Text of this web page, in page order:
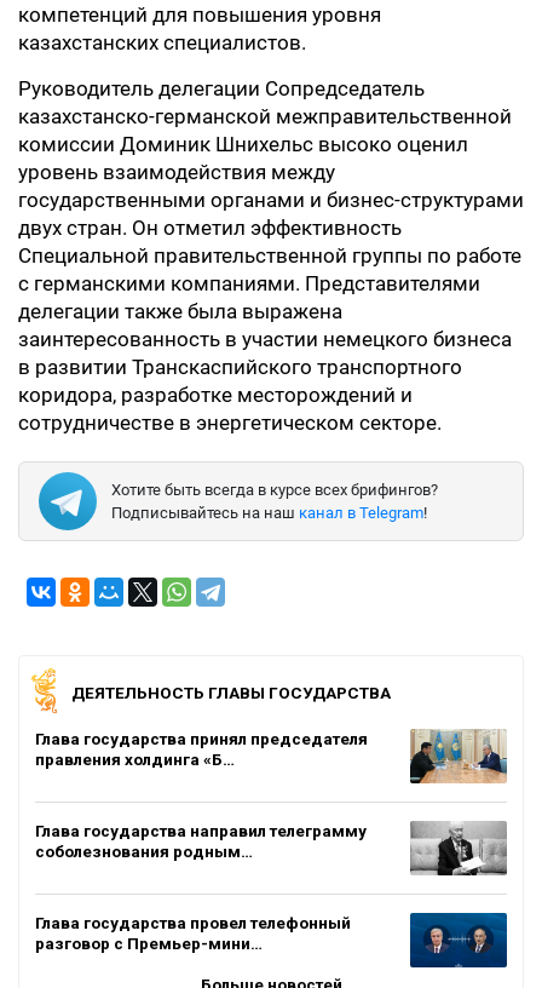
компетенций для повышения уровня
казахстанских специалистов.
Руководитель делегации Сопредседатель
казахстанско-германской межправительственной
комиссии Доминик Шнихельс высоко оценил
уровень взаимодействия между
государственными органами и бизнес-структурами
двух стран. Он отметил эффективность
Специальной правительственной группы по работе
с германскими компаниями. Представителями
делегации также была выражена
заинтересованность в участии немецкого бизнеса
в развитии Транскаспийского транспортного
коридора, разработке месторождений и
сотрудничестве в энергетическом секторе.
Хотите быть всегда в курсе всех брифингов?
Подписывайтесь на наш канал в Telegram!
ДЕЯТЕЛЬНОСТЬ ГЛАВЫ ГОСУДАРСТВА
Глава государства принял председателя
правления холдинга «Б…
Глава государства направил телеграмму
соболезнования родным…
Глава государства провел телефонный
разговор с Премьер-мини…
Больше новостей